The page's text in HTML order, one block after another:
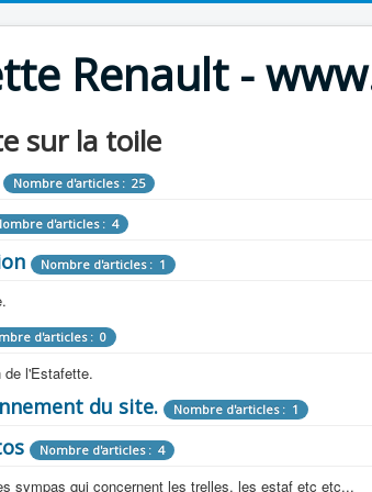
Renault -
sur la toile
Nombre d'articles : 25
d'articles : 4
Nombre d'articles : 1
Nombre d'articles : 9
l'on a vu sur l'estafette !
Nombre d'articles : 3
camping cars ou aménagements d'époque.
Nombre d'articles : 13
d'articles : 0
de l'Estafette.
Nombre d'articles : 0
Nombre d'articles : 14
Nombre d'articles : 0
du site. Nombre d'articles : 1
Nombre d'articles : 4
sympas qui concernent les trelles, les estaf etc etc...